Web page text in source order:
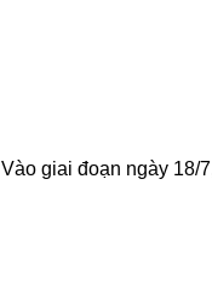
Vào giai đoạn ngày 18/